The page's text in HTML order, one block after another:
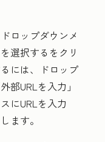
ドロップダウンメ
選択する をクリ
には、
ドロップ
外部URLを入力」
にURLを入力
ます。